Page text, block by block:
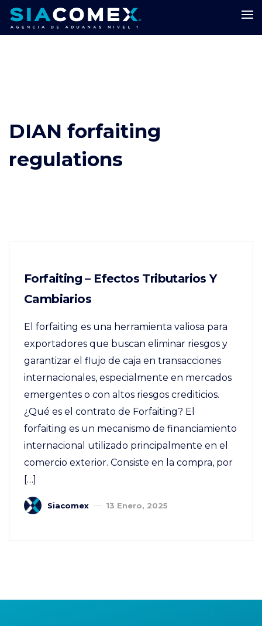
DIAN forfaiting
regulations
Forfaiting – Efectos Tributarios Y
Cambiarios
El forfaiting es una herramienta valiosa para
exportadores que buscan eliminar riesgos y
garantizar el flujo de caja en transacciones
internacionales, especialmente en mercados
emergentes o con altos riesgos crediticios.
¿Qué es el contrato de Forfaiting? El
forfaiting es un mecanismo de financiamiento
internacional utilizado principalmente en el
comercio exterior. Consiste en la compra, por
[…]
Siacomex 13 Enero, 2025